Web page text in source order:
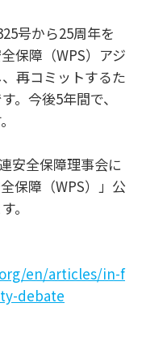
号から25周年を
保障（WPS）アジ
再コミットするた
。今後5年間で、
安全保障理事会に
保障（WPS）」公
。
en/articles/in-f
debate